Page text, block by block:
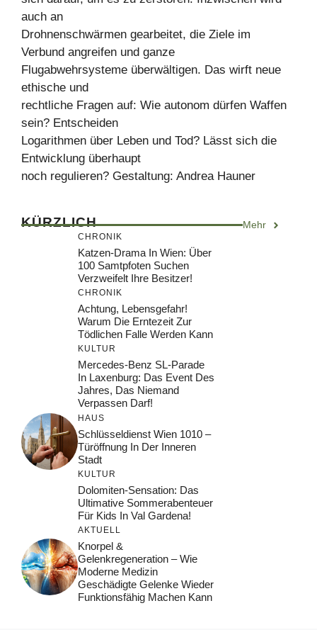
auch an
Drohnenschwärmen gearbeitet, die Ziele im
Verbund angreifen und ganze
Flugabwehrsysteme überwältigen. Das wirft neue
ethische und
rechtliche Fragen auf: Wie autonom dürfen Waffen
sein? Entscheiden
Logarithmen über Leben und Tod? Lässt sich die
Entwicklung überhaupt
noch regulieren? Gestaltung: Andrea Hauner
KÜRZLICH Mehr
CHRONIK
Katzen-Drama In Wien: Über
100 Samtpfoten Suchen
Verzweifelt Ihre Besitzer!
CHRONIK
Achtung, Lebensgefahr!
Warum Die Erntezeit Zur
Tödlichen Falle Werden Kann
KULTUR
Mercedes-Benz SL-Parade
In Laxenburg: Das Event Des
Jahres, Das Niemand
Verpassen Darf!
HAUS
Schlüsseldienst Wien 1010 –
Türöffnung In Der Inneren
Stadt
KULTUR
Dolomiten-Sensation: Das
Ultimative Sommerabenteuer
Für Kids In Val Gardena!
AKTUELL
Knorpel &
Gelenkregeneration – Wie
Moderne Medizin
Geschädigte Gelenke Wieder
Funktionsfähig Machen Kann